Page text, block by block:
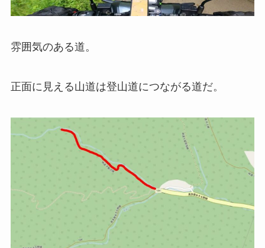
雰囲気のある道。
正面に見える山道は登山道につながる道だ。